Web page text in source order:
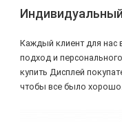
Каждый клиент для нас
подход и
купить Дисплей
чтобы все было хорошо.